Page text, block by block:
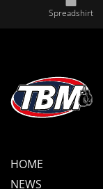
Spreadshirt
HOME
NEWS